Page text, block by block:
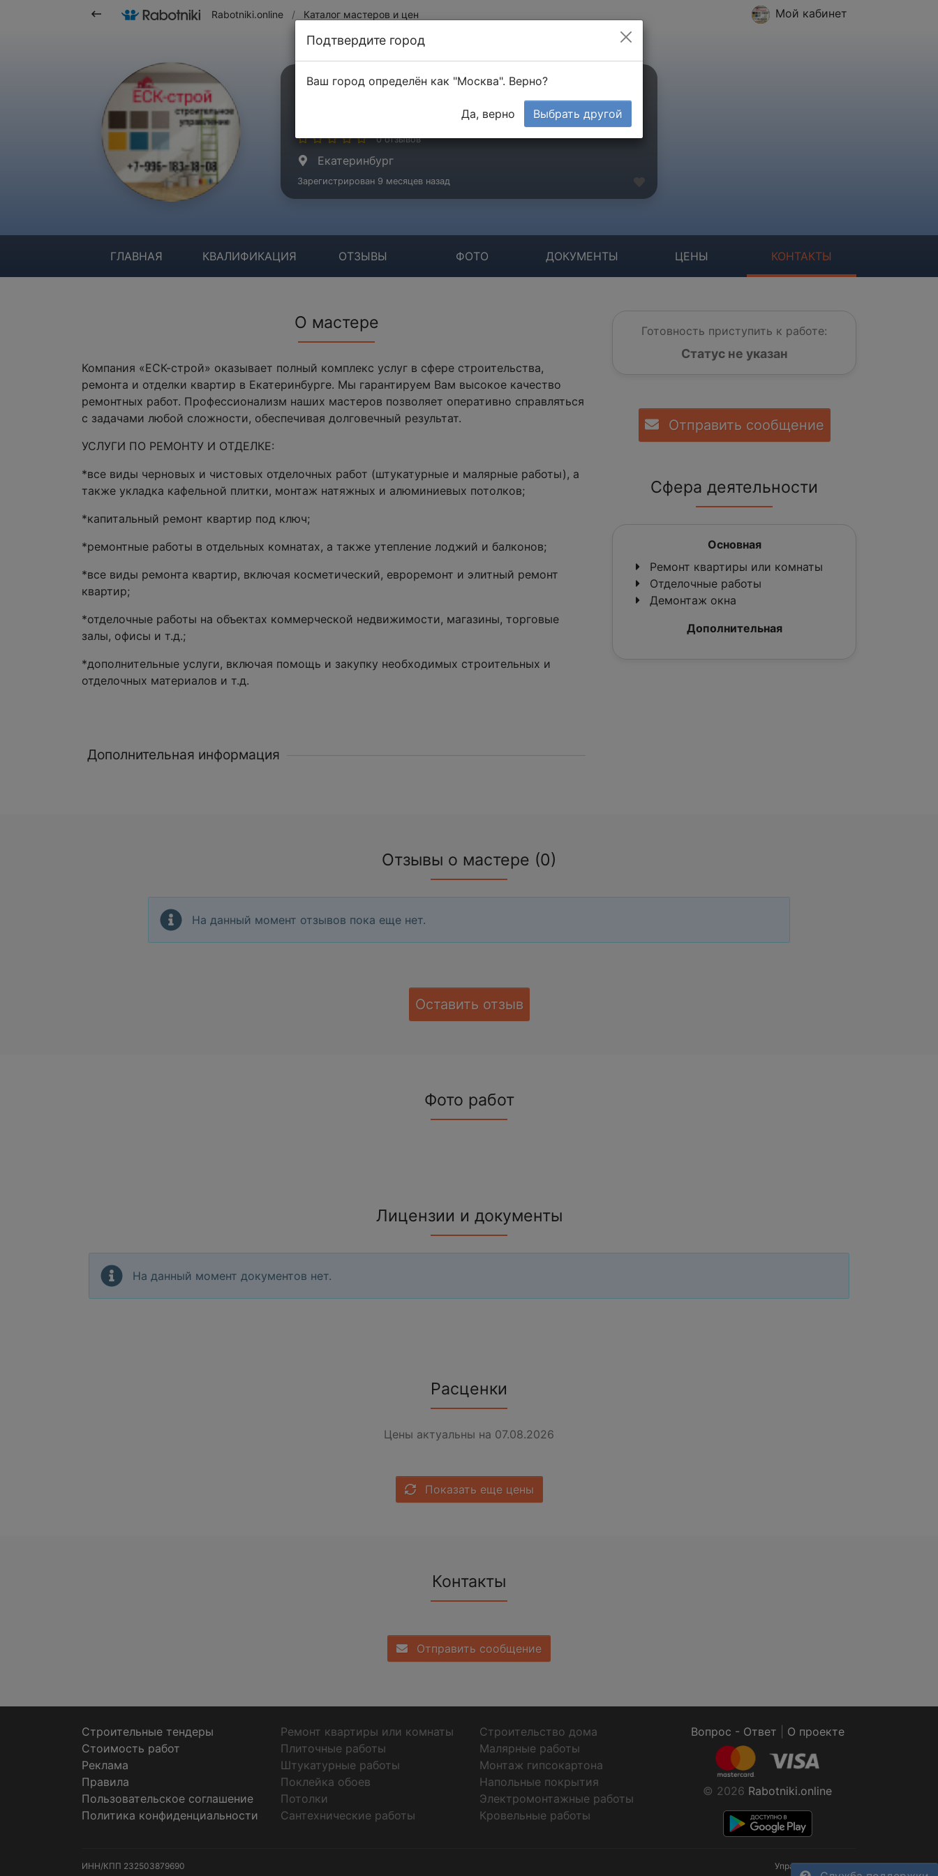
Rabotniki.online / Каталог мастеров и цен Мой кабинет
Шилова Ольга
0 отзывов
Екатеринбург
Зарегистрирован 9 месяцев назад
ГЛАВНАЯ КВАЛИФИКАЦИЯ ОТЗЫВЫ ФОТО ДОКУМЕНТЫ ЦЕНЫ КОНТАКТЫ
О мастере
Компания «ЕСК-строй» оказывает полный комплекс услуг в сфере строительства,
ремонта и отделки квартир в Екатеринбурге. Мы гарантируем Вам высокое качество
ремонтных работ. Профессионализм наших мастеров позволяет оперативно справляться
с задачами любой сложности, обеспечивая долговечный результат.
УСЛУГИ ПО РЕМОНТУ И ОТДЕЛКЕ:
*все виды черновых и чистовых отделочных работ (штукатурные и малярные работы), а
также укладка кафельной плитки, монтаж натяжных и алюминиевых потолков;
*капитальный ремонт квартир под ключ;
*ремонтные работы в отдельных комнатах, а также утепление лоджий и балконов;
*все виды ремонта квартир, включая косметический, евроремонт и элитный ремонт
квартир;
*отделочные работы на объектах коммерческой недвижимости, магазины, торговые
залы, офисы и т.д.;
*дополнительные услуги, включая помощь и закупку необходимых строительных и
отделочных материалов и т.д.
Дополнительная информация
Готовность приступить к работе:
Статус не указан
Отправить сообщение
Сфера деятельности
Основная
Ремонт квартиры или комнаты
Отделочные работы
Демонтаж окна
Дополнительная
Отзывы о мастере (0)
На данный момент отзывов пока еще нет.
Оставить отзыв
Фото работ
Лицензии и документы
На данный момент документов нет.
Расценки
Цены актуальны на 07.08.2026
Показать еще цены
Контакты
Отправить сообщение
Строительные тендеры
Стоимость работ
Реклама
Правила
Пользовательское соглашение
Политика конфиденциальности
Ремонт квартиры или комнаты
Строительство дома
Плиточные работы
Малярные работы
Штукатурные работы
Монтаж гипсокартона
Поклейка обоев
Напольные покрытия
Потолки
Электромонтажные работы
Сантехнические работы
Кровельные работы
Вопрос - Ответ О проекте
© 2026 Rabotniki.online
ИНН/КПП 232503879690 Управление cookies
Подтвердите город
Ваш город определён как "Москва". Верно?
Да, верно Выбрать другой